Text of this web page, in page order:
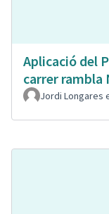
Aplicació del
carrer rambla
Jordi Longares